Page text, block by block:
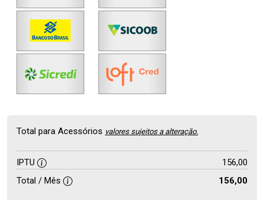
Total para Acessórios valores sujeitos a alteração.
IPTU
156,00
Total / Mês
156,00